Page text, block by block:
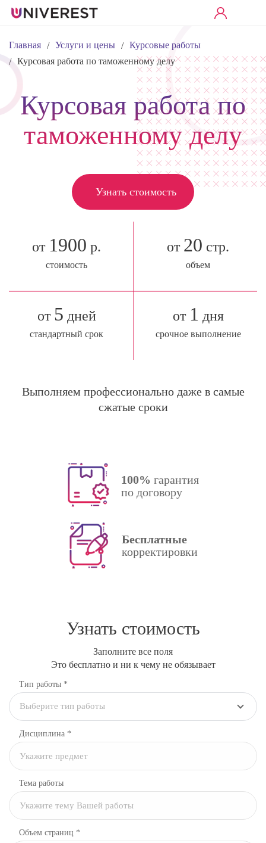
Главная / Услуги и цены / Курсовые работы
/ Курсовая работа по таможенному делу
Курсовая работа по
таможенному делу
Узнать стоимость
от 1900 р.
стоимость
от 20 стр.
объем
от 5 дней
стандартный срок
от 1 дня
срочное выполнение
Выполняем профессионально даже в самые
сжатые сроки
100% гарантия
по договору
Бесплатные
корректировки
Узнать стоимость
Заполните все поля
Это бесплатно и ни к чему не обязывает
Тип работы *
Выберите тип работы
Дисциплина *
Тема работы
Объем страниц *